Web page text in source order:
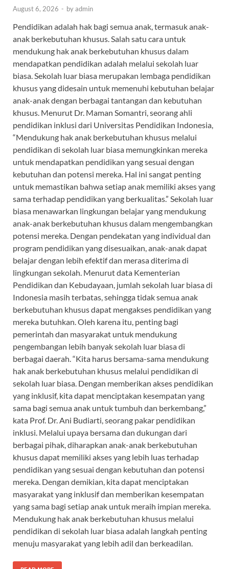
August 6, 2026 - byadmin
Pendidikan adalah hak bagi semua anak, termasuk anak-
anak berkebutuhan khusus. Salah satu cara untuk
mendukung hak anak berkebutuhan khusus dalam
mendapatkan pendidikan adalah melalui sekolah luar
biasa. Sekolah luar biasa merupakan lembaga pendidikan
khusus yang didesain untuk memenuhi kebutuhan belajar
anak-anak dengan berbagai tantangan dan kebutuhan
khusus. Menurut Dr. Maman Somantri, seorang ahli
pendidikan inklusi dari Universitas Pendidikan Indonesia,
“Mendukung hak anak berkebutuhan khusus melalui
pendidikan di sekolah luar biasa memungkinkan mereka
untuk mendapatkan pendidikan yang sesuai dengan
kebutuhan dan potensi mereka. Hal ini sangat penting
untuk memastikan bahwa setiap anak memiliki akses yang
sama terhadap pendidikan yang berkualitas.” Sekolah luar
biasa menawarkan lingkungan belajar yang mendukung
anak-anak berkebutuhan khusus dalam mengembangkan
potensi mereka. Dengan pendekatan yang individual dan
program pendidikan yang disesuaikan, anak-anak dapat
belajar dengan lebih efektif dan merasa diterima di
lingkungan sekolah. Menurut data Kementerian
Pendidikan dan Kebudayaan, jumlah sekolah luar biasa di
Indonesia masih terbatas, sehingga tidak semua anak
berkebutuhan khusus dapat mengakses pendidikan yang
mereka butuhkan. Oleh karena itu, penting bagi
pemerintah dan masyarakat untuk mendukung
pengembangan lebih banyak sekolah luar biasa di
berbagai daerah. “Kita harus bersama-sama mendukung
hak anak berkebutuhan khusus melalui pendidikan di
sekolah luar biasa. Dengan memberikan akses pendidikan
yang inklusif, kita dapat menciptakan kesempatan yang
sama bagi semua anak untuk tumbuh dan berkembang,”
kata Prof. Dr. Ani Budiarti, seorang pakar pendidikan
inklusi. Melalui upaya bersama dan dukungan dari
berbagai pihak, diharapkan anak-anak berkebutuhan
khusus dapat memiliki akses yang lebih luas terhadap
pendidikan yang sesuai dengan kebutuhan dan potensi
mereka. Dengan demikian, kita dapat menciptakan
masyarakat yang inklusif dan memberikan kesempatan
yang sama bagi setiap anak untuk meraih impian mereka.
Mendukung hak anak berkebutuhan khusus melalui
pendidikan di sekolah luar biasa adalah langkah penting
menuju masyarakat yang lebih adil dan berkeadilan.